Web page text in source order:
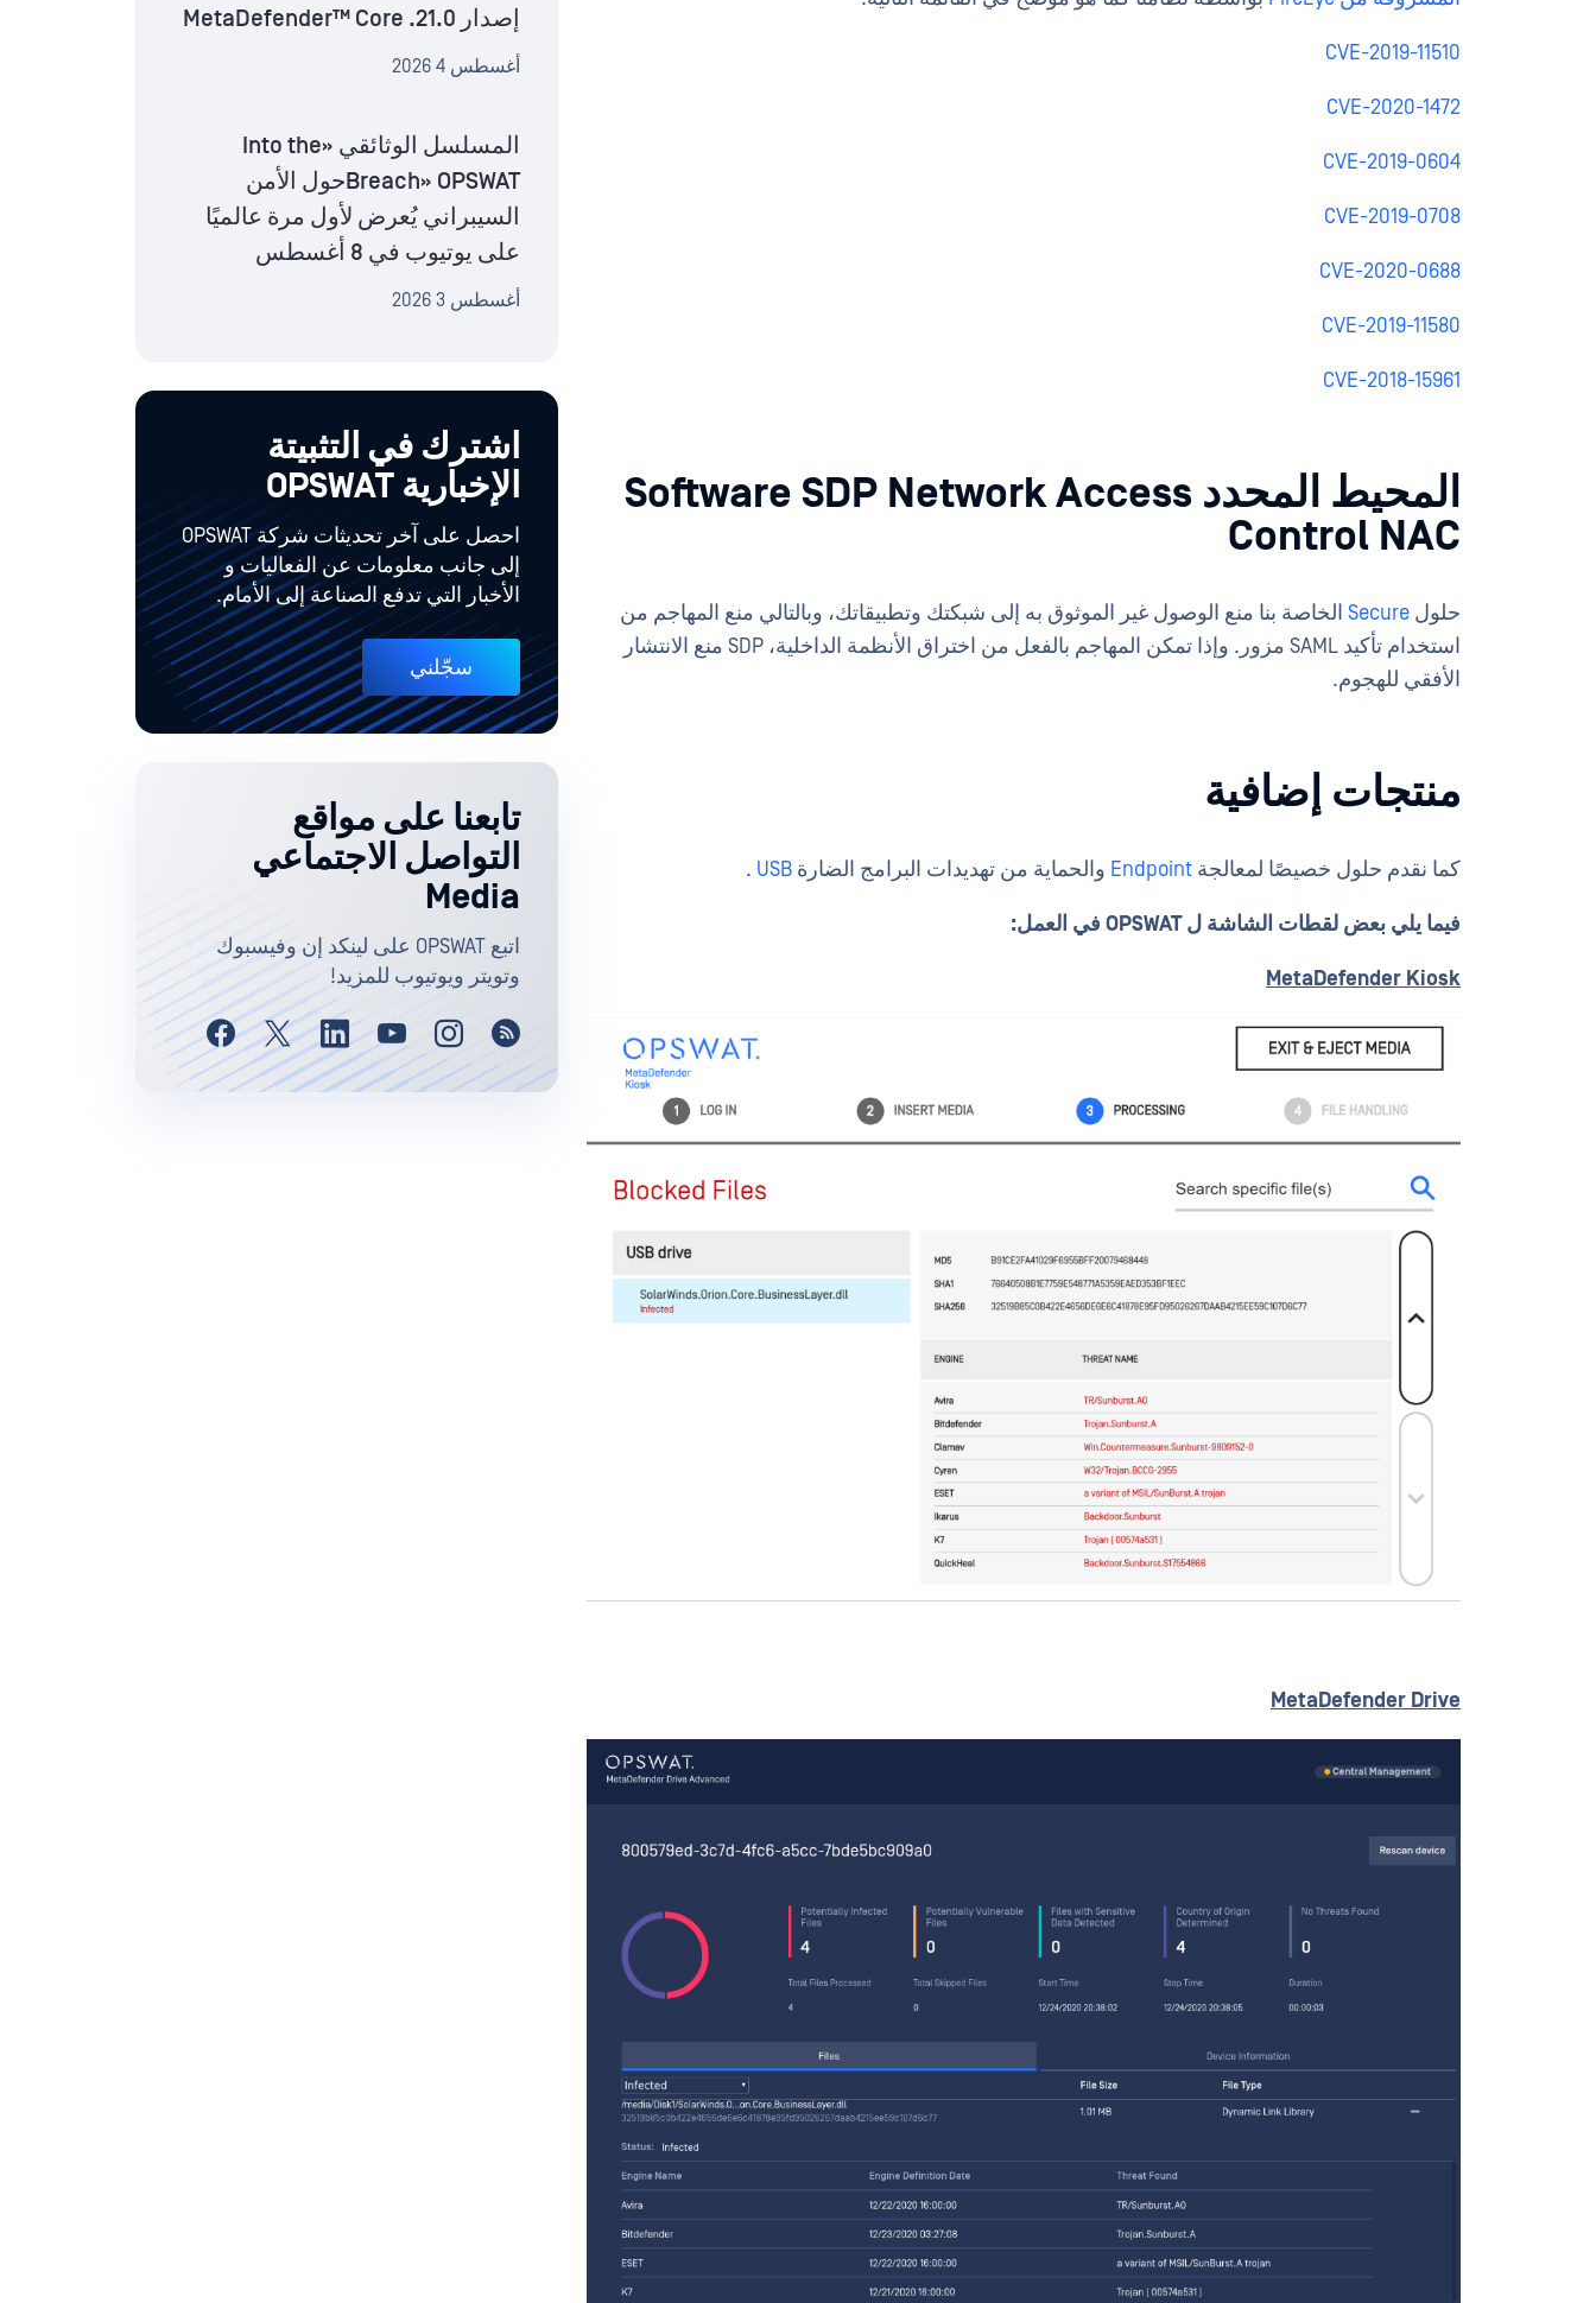
CVE-2019-11510
CVE-2020-1472
CVE-2019-0604
CVE-2019-0708
CVE-2020-0688
CVE-2019-11580
CVE-2018-15961
المحيط المحدد Software SDP Network Access
Control NAC
حلول Secure الخاصة بنا منع الوصول غير الموثوق به إلى شبكتك وتطبيقاتك، وبالتالي منع المهاجم من
استخدام تأكيد SAML مزور. وإذا تمكن المهاجم بالفعل من اختراق الأنظمة الداخلية، SDP منع الانتشار
الأفقي للهجوم.
منتجات إضافية
كما نقدم حلول خصيصًا لمعالجة Endpoint والحماية من تهديدات البرامج الضارة .
فيما يلي بعض لقطات الشاشة ل OPSWAT في العمل:
MetaDefender Kiosk
MetaDefender Drive
إصدار MetaDefender™ Core .21.0
أغسطس 4 2026
المسلسل الوثائقي «Into the
Breach» OPSWATحول الأمن
السيبراني يُعرض لأول مرة عالميًا
على يوتيوب في 8 أغسطس
أغسطس 3 2026
اشترك في التثبيتة
الإخبارية OPSWAT
احصل على آخر تحديثات شركة OPSWAT
إلى جانب معلومات عن الفعاليات و
الأخبار التي تدفع الصناعة إلى الأمام.
سجّلني
تابعنا على مواقع
التواصل الاجتماعي
Media
اتبع OPSWAT على لينكد إن وفيسبوك
وتويتر ويوتيوب للمزيد!